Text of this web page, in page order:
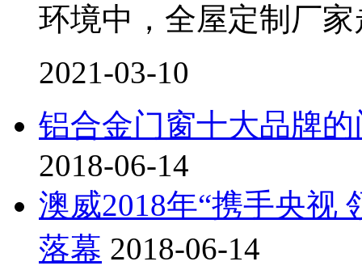
环境中，全屋定制厂
2021-03-10
铝合金门窗十大品牌
2018-06-14
澳威2018年“携手央视
落幕 2018-06-14